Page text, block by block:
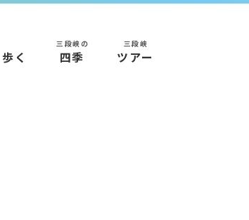
歩く
三段峡の
四季
三段峡
ツアー